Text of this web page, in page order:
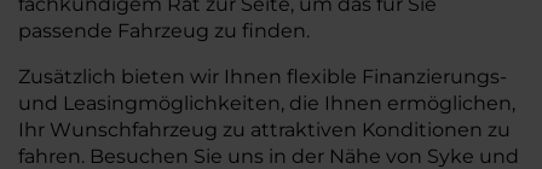
passende Fahrzeug zu finden.
Zusätzlich bieten wir Ihnen flexible Finanzierungs-
und Leasingmöglichkeiten, die Ihnen ermöglichen,
Ihr Wunschfahrzeug zu attraktiven Konditionen zu
fahren. Besuchen Sie uns in der Nähe von Syke und